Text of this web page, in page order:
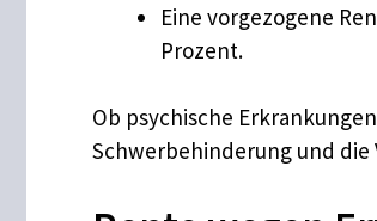
Eine vorgezogene
Prozent.
Ob psychische
Schwerbehinderung und die